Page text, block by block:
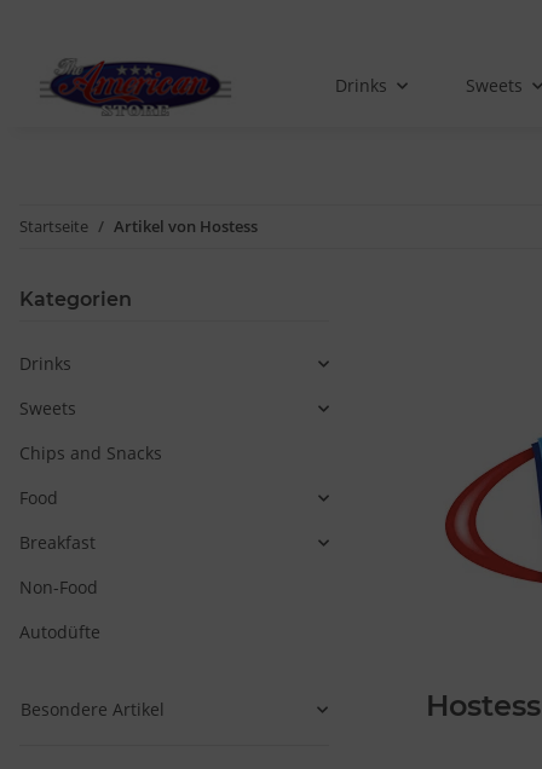
Drinks Sweets
Startseite Artikel von Hostess
Hostess
Kategorien
Drinks
Sweets
Chips and Snacks
Food
Breakfast
Non-Food
Autodüfte
Besondere Artikel